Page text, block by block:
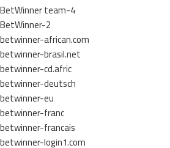
BetWinner team-4
BetWinner-2
betwinner-african.com
betwinner-brasil.net
betwinner-cd.afric
betwinner-deutsch
betwinner-eu
betwinner-franc
betwinner-francais
betwinner-login1.com